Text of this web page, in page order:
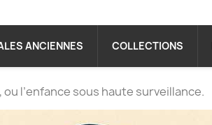
ANCIENNES COLLECTIONS
l’enfance sous haute surveillance.